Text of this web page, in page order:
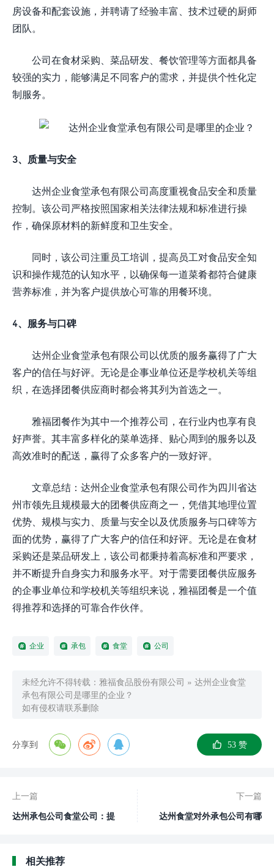
房设备和配套设施，并聘请了经验丰富、技术过硬的厨师
团队。
公司在食材采购、菜品研发、餐饮管理等方面都具备
较强的实力，能够满足不同客户的需求，并提供个性化定
制服务。
3、质量与安全
达州企业食堂承包有限公司高度重视食品安全和质量
控制。该公司严格按照国家相关法律法规和标准进行操
作，确保原材料的新鲜度和卫生安全。
同时，该公司注重员工培训，提高员工对食品安全知
识和操作规范的认知水平，以确保每一道菜肴都符合健康
营养标准，并为客户提供放心可靠的用餐环境。
4、服务与口碑
达州企业食堂承包有限公司以优质的服务赢得了广大
客户的信任与好评。无论是企事业单位还是学校机关等组
织，在选择团餐供应商时都会将其列为首选之一。
雅福团餐作为其中一个推荐公司，在行业内也享有良
好声誉。其丰富多样化的菜单选择、贴心周到的服务以及
高效准时的配送，赢得了众多客户的一致好评。
文章总结：达州企业食堂承包有限公司作为四川省达
州市领先且规模最大的团餐供应商之一，凭借其地理位置
优势、规模与实力、质量与安全以及优质服务与口碑等方
面的优势，赢得了广大客户的信任和好评。无论是在食材
采购还是菜品研发上，该公司都秉持着高标准和严要求，
并不断提升自身实力和服务水平。对于需要团餐供应服务
的企事业单位和学校机关等组织来说，雅福团餐是一个值
得推荐和选择的可靠合作伙伴。
企业 承包 食堂 公司
未经允许不得转载： 雅福食品股份有限公司 » 达州企业食堂
承包有限公司是哪里的企业？
如有侵权请联系删除
分享到 53 赞
上一篇
达州承包公司食堂公司：提
下一篇
达州食堂对外承包公司有哪
相关推荐